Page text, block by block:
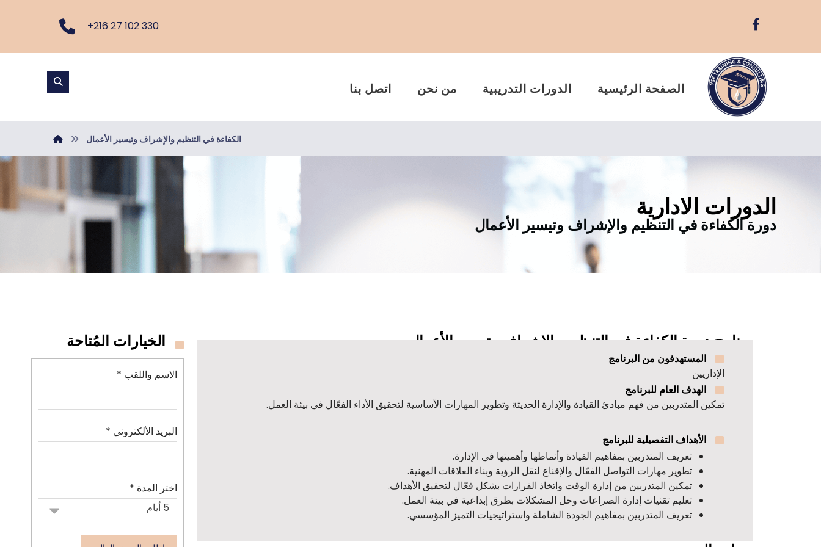
+216 27 102 330
اتصل بنا من نحن الدورات التدريبية الصفحة الرئيسية
الكفاءة في التنظيم والإشراف وتيسير الأعمال
الدورات الادارية
دورة الكفاءة في التنظيم والإشراف وتيسير الأعمال
الخيارات المُتاحة
الاسم واللقب *
البريد الألكتروني *
اختر المدة *
برنامج دورة الكفاءة في التنظيم والإشراف وتيسير الأعمال
المستهدفون من البرنامج
الإداريين
الهدف العام للبرنامج
تمكين المتدربين من فهم مبادئ القيادة والإدارة الحديثة وتطوير المهارات الأساسية لتحقيق الأداء الفعّال في بيئة العمل.
الأهداف التفصيلية للبرنامج
تعريف المتدربين بمفاهيم القيادة وأنماطها وأهميتها في الإدارة.
تطوير مهارات التواصل الفعّال والإقناع لنقل الرؤية وبناء العلاقات المهنية.
تمكين المتدربين من إدارة الوقت واتخاذ القرارات بشكل فعّال لتحقيق الأهداف.
تعليم تقنيات إدارة الصراعات وحل المشكلات بطرق إبداعية في بيئة العمل.
تعريف المتدربين بمفاهيم الجودة الشاملة واستراتيجيات التميز المؤسسي.